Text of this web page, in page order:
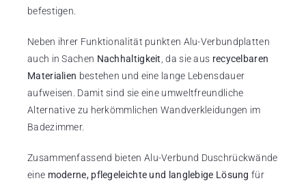
befestigen.
Neben ihrer Funktionalität punkten Alu-Verbundplatten
auch in Sachen Nachhaltigkeit , da sie aus recycelbaren
Materialien bestehen und eine lange Lebensdauer
aufweisen. Damit sind sie eine umweltfreundliche
Alternative zu herkömmlichen Wandverkleidungen im
Badezimmer.
Zusammenfassend bieten Alu-Verbund Duschrückwände
eine moderne, pflegeleichte und langlebige Lösung für